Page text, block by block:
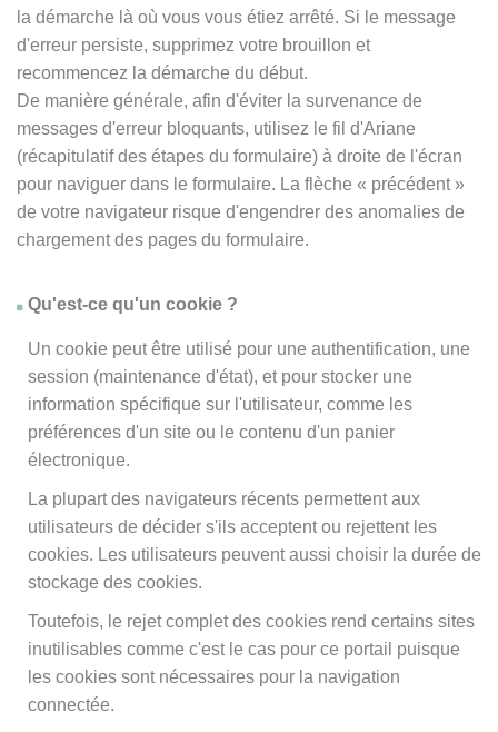
la démarche là où vous vous étiez arrêté. Si le message
d'erreur persiste, supprimez votre brouillon et
recommencez la démarche du début.
De manière générale, afin d'éviter la survenance de
messages d'erreur bloquants, utilisez le fil d'Ariane
(récapitulatif des étapes du formulaire) à droite de l'écran
pour naviguer dans le formulaire. La flèche « précédent »
de votre navigateur risque d'engendrer des anomalies de
chargement des pages du formulaire.
Qu'est-ce qu'un cookie ?
Un cookie peut être utilisé pour une authentification, une
session (maintenance d'état), et pour stocker une
information spécifique sur l'utilisateur, comme les
préférences d'un site ou le contenu d'un panier
électronique.
La plupart des navigateurs récents permettent aux
utilisateurs de décider s'ils acceptent ou rejettent les
cookies. Les utilisateurs peuvent aussi choisir la durée de
stockage des cookies.
Toutefois, le rejet complet des cookies rend certains sites
inutilisables comme c'est le cas pour ce portail puisque
les cookies sont nécessaires pour la navigation
connectée.